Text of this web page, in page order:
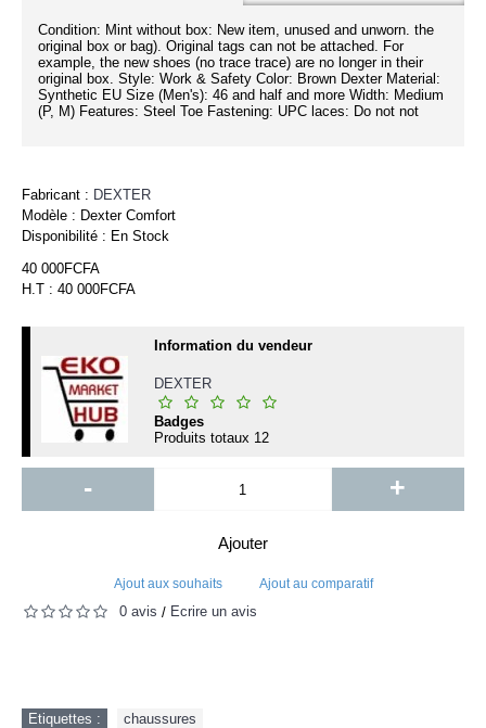
Condition: Mint without box: New item, unused and unworn. the
original box or bag). Original tags can not be attached. For
example, the new shoes (no trace trace) are no longer in their
original box. Style: Work & Safety Color: Brown Dexter Material:
Synthetic EU Size (Men's): 46 and half and more Width: Medium
(P, M) Features: Steel Toe Fastening: UPC laces: Do not not
Fabricant : DEXTER
Modèle : Dexter Comfort
Disponibilité : En Stock
40 000FCFA
H.T : 40 000FCFA
Information du vendeur
DEXTER
Badges
Produits totaux 12
- +
Ajouter
Ajout aux souhaits Ajout au comparatif
0 avis / Écrire un avis
Etiquettes : chaussures